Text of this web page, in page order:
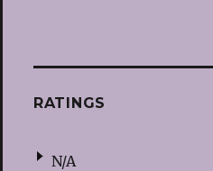
RATINGS
N/A